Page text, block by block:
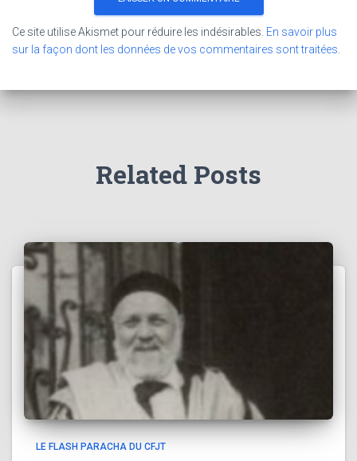
Ce site utilise Akismet pour réduire les indésirables. En savoir plus
sur la façon dont les données de vos commentaires sont traitées.
Related Posts
LE FLASH PARACHA DU CFJT